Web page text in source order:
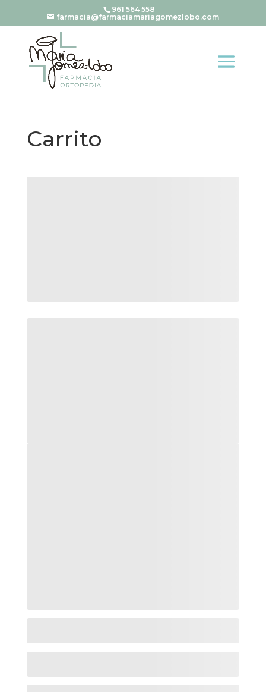
961 564 558
farmacia@farmaciamariagomezlobo.com
Carrito